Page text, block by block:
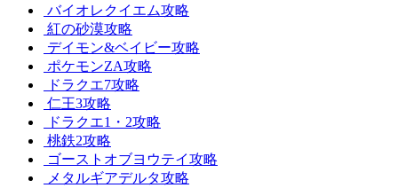
バイオレクイエム攻略
紅の砂漠攻略
デイモン&ベイビー攻略
ポケモンZA攻略
ドラクエ7攻略
仁王3攻略
ドラクエ1・2攻略
桃鉄2攻略
ゴーストオブヨウテイ攻略
メタルギアデルタ攻略